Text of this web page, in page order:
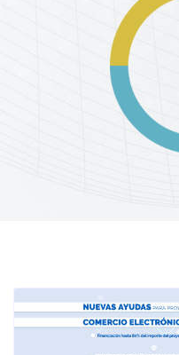
Ces cookies ne
et la
structure du